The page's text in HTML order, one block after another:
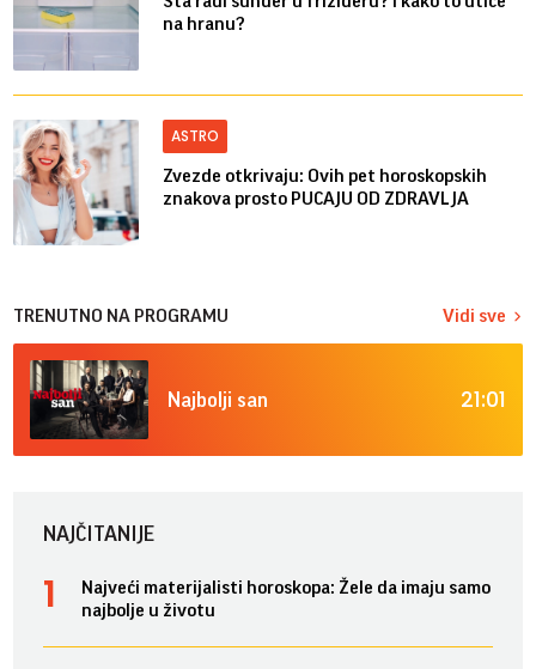
na hranu?
ASTRO
Zvezde otkrivaju: Ovih pet horoskopskih
znakova prosto PUCAJU OD ZDRAVLJA
TRENUTNO NA PROGRAMU Vidi sve
Najbolji san 21:01
NAJČITANIJE
Najveći materijalisti horoskopa: Žele da imaju samo
najbolje u životu